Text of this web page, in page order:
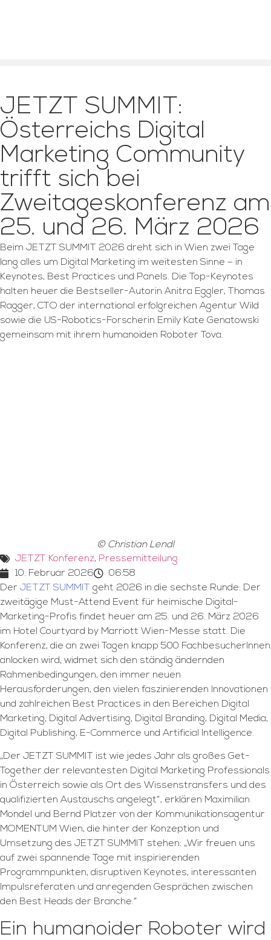
JETZT SUMMIT:
Österreichs Digital
Marketing Community
trifft sich bei
Zweitageskonferenz am
25. und 26. März 2026
Beim JETZT SUMMIT 2026 dreht sich in Wien zwei Tage
lang alles um Digital Marketing im weitesten Sinne – in
Keynotes, Best Practices und Panels. Die Top-Keynotes
halten heuer die Bestseller-Autorin Anitra Eggler, Thomas
Ragger, CTO der international erfolgreichen Agentur Wild
sowie die US-Robotics-Forscherin Emily Kate Genatowski
gemeinsam mit ihrem humanoiden Roboter Tova.
© Christian Lendl
JETZT Konferenz, Pressemitteilung
10. Februar 2026
06:58
Der JETZT SUMMIT
geht 2026 in die sechste Runde: Der
zweitägige Must-Attend Event für heimische Digital-
Marketing-Profis findet heuer am 25. und 26. März 2026
im Hotel Courtyard by Marriott Wien-Messe statt. Die
Konferenz, die an zwei Tagen knapp 500 FachbesucherInnen
anlocken wird, widmet sich den ständig ändernden
Rahmenbedingungen, den immer neuen
Herausforderungen, den vielen faszinierenden Innovationen
und zahlreichen Best Practices in den Bereichen Digital
Marketing, Digital Advertising, Digital Branding, Digital Media,
Digital Publishing, E-Commerce und Artificial Intelligence.
„Der JETZT SUMMIT ist wie jedes Jahr als großes Get-
Together der relevantesten Digital Marketing Professionals
in Österreich sowie als Ort des Wissenstransfers und des
qualifizierten Austauschs angelegt“, erklären Maximilian
Mondel und Bernd Platzer von der Kommunikationsagentur
MOMENTUM Wien, die hinter der Konzeption und
Umsetzung des JETZT SUMMIT stehen: „Wir freuen uns
auf zwei spannende Tage mit inspirierenden
Programmpunkten, disruptiven Keynotes, interessanten
Impulsreferaten und anregenden Gesprächen zwischen
den Best Heads der Branche.“
Ein humanoider Roboter wird